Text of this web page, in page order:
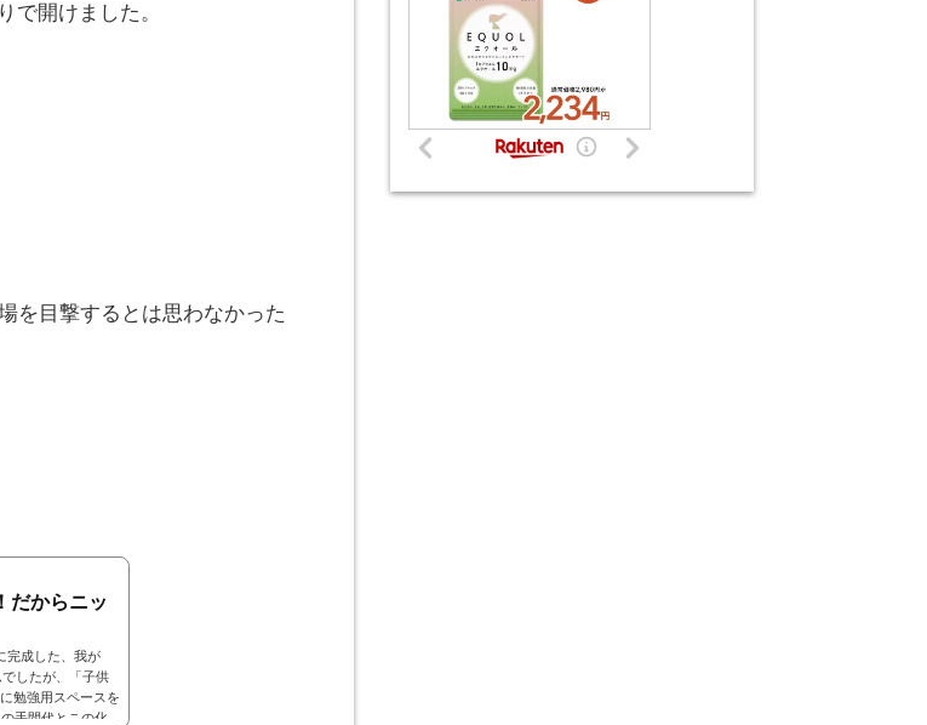
で開けました。
を目撃するとは思わなかった
だからニッ
完成した、我が
したが、「子供
勉強用スペースを
手間代とこの化